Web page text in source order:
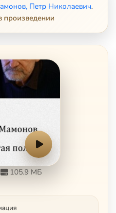
Петр Николаевич.
произведении
105.9 МБ